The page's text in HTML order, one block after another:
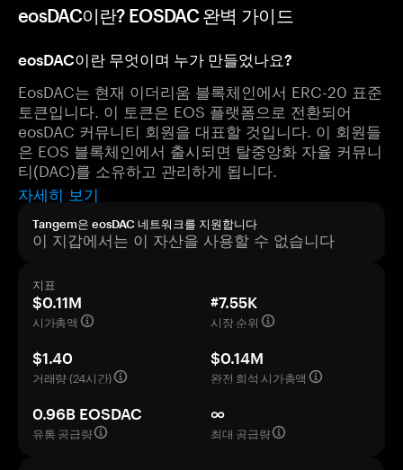
eosDAC이란? EOSDAC 완벽 가이드
eosDAC이란 무엇이며 누가 만들었나요?
EosDAC는 현재 이더리움 블록체인에서 ERC-20 표준
토큰입니다. 이 토큰은 EOS 플랫폼으로 전환되어
eosDAC 커뮤니티 회원을 대표할 것입니다. 이 회원들
은 EOS 블록체인에서 출시되면 탈중앙화 자율 커뮤니
티(DAC)를 소유하고 관리하게 됩니다.
자세히 보기
Tangem은 eosDAC 네트워크를 지원합니다
이 지갑에서는 이 자산을 사용할 수 없습니다
지표
$0.11M
시가총액
#7.55K
시장 순위
$1.40
거래량 (24시간)
$0.14M
완전 희석 시가총액
0.96B EOSDAC
유통 공급량
∞
최대 공급량